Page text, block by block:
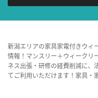
新潟エリアの家具家電付きウィ
情報！マンスリー＋ウィークリ
ネス出張・研修の経費削減に、
てご利用いただけます！家具・